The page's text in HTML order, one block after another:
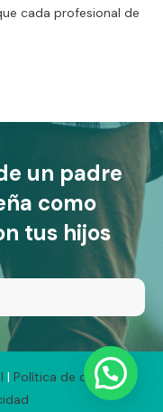
cada profesional de
un padre
como
tus hijos
| Política de cookies